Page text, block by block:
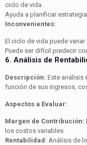
ciclo de vida.
Ayuda a planificar
Inconvenientes:
El ciclo de vida puede
Puede ser difícil predecir
6. Análisis de
Descripción: Este análisis
función de sus ingresos,
Aspectos a Evaluar:
Margen de Contribución:
los costos variables.
Rentabilidad: Análisis de